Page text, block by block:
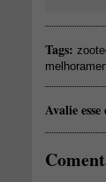
Tags:
Avalie